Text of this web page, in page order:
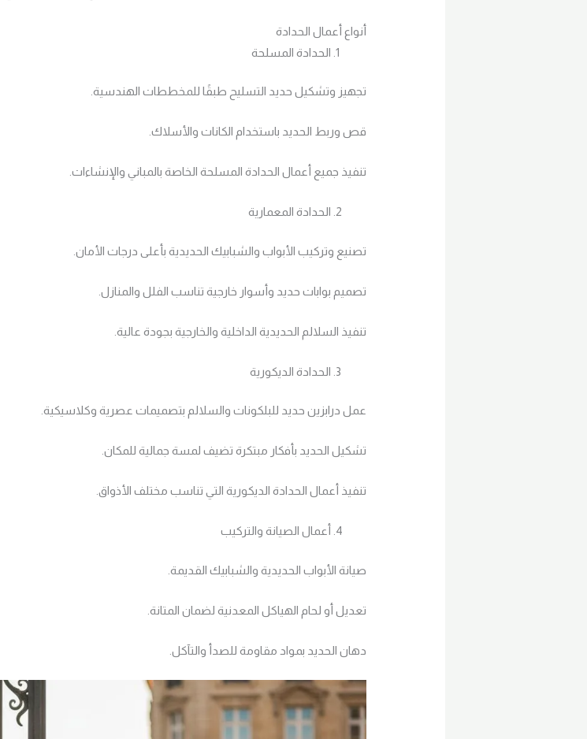
أنواع أعمال الحدادة
الحدادة المسلحة
تجهيز وتشكيل حديد التسليح طبقًا للمخططات الهندسية.
قص وربط الحديد باستخدام الكانات والأسلاك.
تنفيذ جميع أعمال الحدادة المسلحة الخاصة بالمباني والإنشاءات.
الحدادة المعمارية
تصنيع وتركيب الأبواب والشبابيك الحديدية بأعلى درجات الأمان.
تصميم بوابات حديد وأسوار خارجية تناسب الفلل والمنازل.
تنفيذ السلالم الحديدية الداخلية والخارجية بجودة عالية.
الحدادة الديكورية
عمل درابزين حديد للبلكونات والسلالم بتصميمات عصرية وكلاسيكية.
تشكيل الحديد بأفكار مبتكرة تضيف لمسة جمالية للمكان.
تنفيذ أعمال الحدادة الديكورية التي تناسب مختلف الأذواق.
أعمال الصيانة والتركيب
صيانة الأبواب الحديدية والشبابيك القديمة.
تعديل أو لحام الهياكل المعدنية لضمان المتانة.
دهان الحديد بمواد مقاومة للصدأ والتآكل.